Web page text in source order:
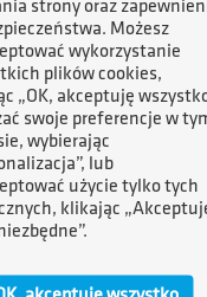
innowacyjności puszek
potencjał inwestycji
do dynamicznego
małych i średnich
efektywnej
Venture zapewni
–mówił Piotr
strony oraz
Możesz
wykorzystanie
plików cookies,
„OK, akceptuję
swoje preferencje w
wybierając
lub
użycie tylko tych
klikając